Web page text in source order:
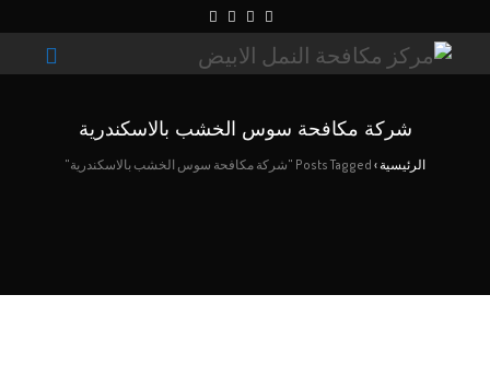
شركة مكافحة سوس الخشب بالاسكندرية
الرئيسية› Posts Tagged "شركة مكافحة سوس الخشب بالاسكندرية"